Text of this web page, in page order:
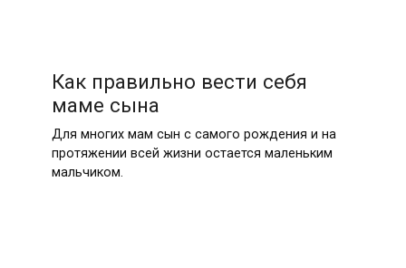
Как правильно вести себя
маме сына
Для многих мам сын с самого рождения и на
протяжении всей жизни остается маленьким
мальчиком.